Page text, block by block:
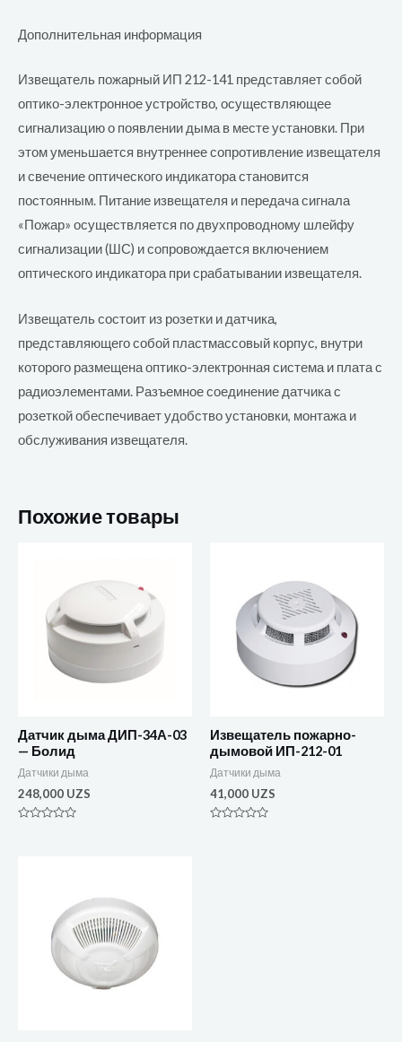
Дополнительная информация
Извещатель пожарный ИП 212-141 представляет собой
оптико-электронное устройство, осуществляющее
сигнализацию о появлении дыма в месте установки. При
этом уменьшается внутреннее сопротивление извещателя
и свечение оптического индикатора становится
постоянным. Питание извещателя и передача сигнала
«Пожар» осуществляется по двухпроводному шлейфу
сигнализации (ШС) и сопровождается включением
оптического индикатора при срабатывании извещателя.
Извещатель состоит из розетки и датчика,
представляющего собой пластмассовый корпус, внутри
которого размещена оптико-электронная система и плата с
радиоэлементами. Разъемное соединение датчика с
розеткой обеспечивает удобство установки, монтажа и
обслуживания извещателя.
Похожие товары
Датчик дыма ДИП-34А-03
— Болид
Датчики дыма
248,000 UZS
Извещатель пожарно-
дымовой ИП-212-01
Датчики дыма
41,000 UZS